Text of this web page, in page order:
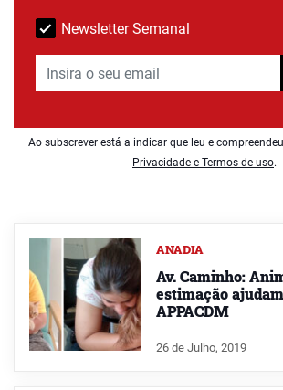
Newsletter Semanal
Ao subscrever está a indicar que leu e
Privacidade e Termos de uso.
ANADIA
Av. Caminho:
estimação
APPACDM
26 de Julho, 2019